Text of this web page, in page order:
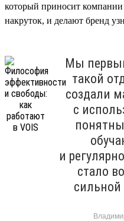
который приносит
накруток, и делают бренд
Мы
такой
создали
с
и
стало
сильной